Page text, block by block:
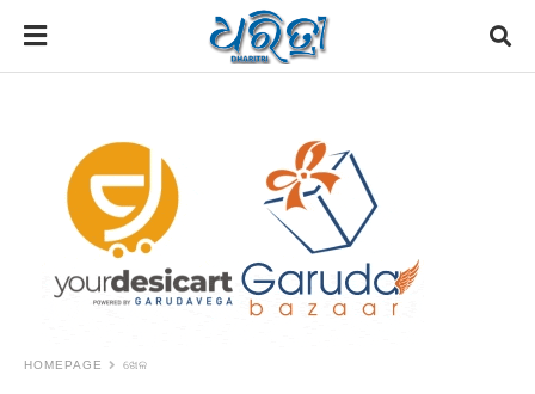
HOMEPAGE ଖେଳ